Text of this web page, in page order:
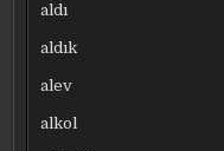
aldı
aldık
alev
alkol